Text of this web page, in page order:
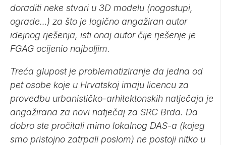
doraditi neke stvari u 3D modelu (nogostupi,
ograde…) za što je logično angažiran autor
idejnog rješenja, isti onaj autor čije rješenje je
FGAG ocijenio najboljim.
Treća glupost je problematiziranje da jedna od
pet osobe koje u Hrvatskoj imaju licencu za
provedbu urbanističko-arhitektonskih natječaja je
angažirana za novi natječaj za SRC Brda. Da
dobro ste pročitali mimo lokalnog DAS-a (kojeg
smo pristojno zatrpali poslom) ne postoji nitko u